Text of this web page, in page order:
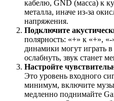
кабелю, GND (масса) к
металла, иначе из-за
напряжения.
Подключите
полярность: «+» к «+»,
динамики могут играть
ослабнуть, звук станет
Настройте
Это уровень входного
минимум, включите
медленно поднимайте